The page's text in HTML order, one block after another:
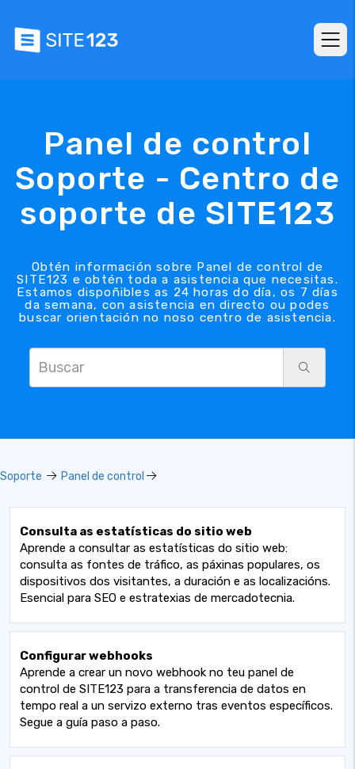
Panel de control
Soporte - Centro de
soporte de SITE123
Obtén información sobre Panel de control de
SITE123 e obtén toda a asistencia que necesitas.
Estamos dispoñibles as 24 horas do día, os 7 días
da semana, con asistencia en directo ou podes
buscar orientación no noso centro de asistencia.
Soporte Panel de control
Consulta as estatísticas do sitio web
Aprende a consultar as estatísticas do sitio web:
consulta as fontes de tráfico, as páxinas populares, os
dispositivos dos visitantes, a duración e as localizacións.
Esencial para SEO e estratexias de mercadotecnia.
Configurar webhooks
Aprende a crear un novo webhook no teu panel de
control de SITE123 para a transferencia de datos en
tempo real a un servizo externo tras eventos específicos.
Segue a guía paso a paso.